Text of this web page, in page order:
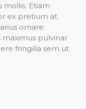
mollis. Etiam
ex pretium at.
ornare.
maximus pulvinar
fringilla sem ut